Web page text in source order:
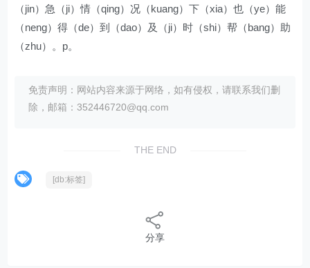
（jin）急（ji）情（qing）况（kuang）下（xia）也（ye）能
（neng）得（de）到（dao）及（ji）时（shi）帮（bang）助
（zhu）。p。
免责声明：网站内容来源于网络，如有侵权，请联系我们删
除，邮箱：352446720@qq.com
THE END
[db:标签]
分享